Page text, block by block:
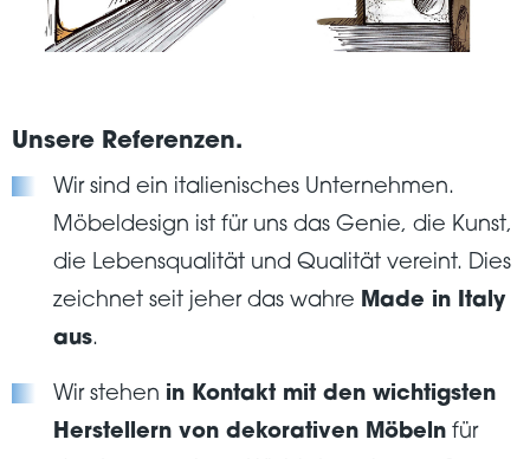
Unsere Referenzen.
Wir sind ein italienisches Unternehmen.
Möbeldesign ist für uns das Genie, die Kunst,
die Lebensqualität und Qualität vereint. Dies
zeichnet seit jeher das wahre Made in Italy
aus.
Wir stehen in Kontakt mit den wichtigsten
Herstellern von dekorativen Möbeln für